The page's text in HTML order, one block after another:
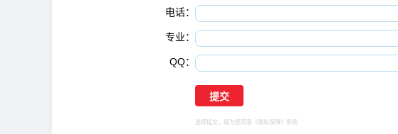
电话：
专业：
QQ：
选择提交，视为您同意 《隐私保障》 条例